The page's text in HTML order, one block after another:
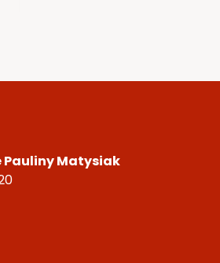
Pauliny Matysiak